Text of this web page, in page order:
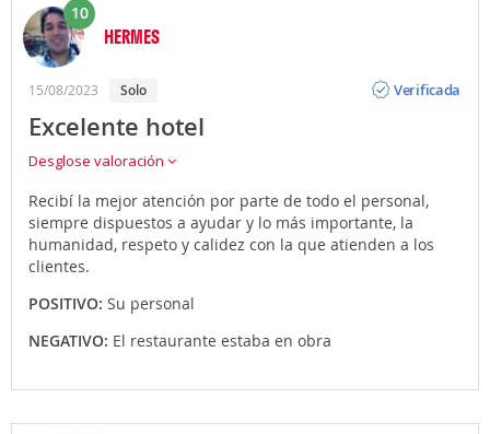
10
HERMES
15/08/2023 solo
Verificada
Excelente hotel
Desglose valoración
Recibí la mejor atención por parte de todo el personal,
siempre dispuestos a ayudar y lo más importante, la
humanidad, respeto y calidez con la que atienden a los
clientes.
POSITIVO: Su personal
NEGATIVO: El restaurante estaba en obra